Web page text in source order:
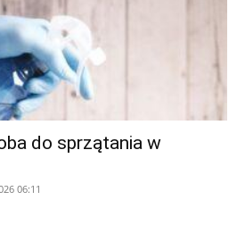
do sprzątania w
06:11